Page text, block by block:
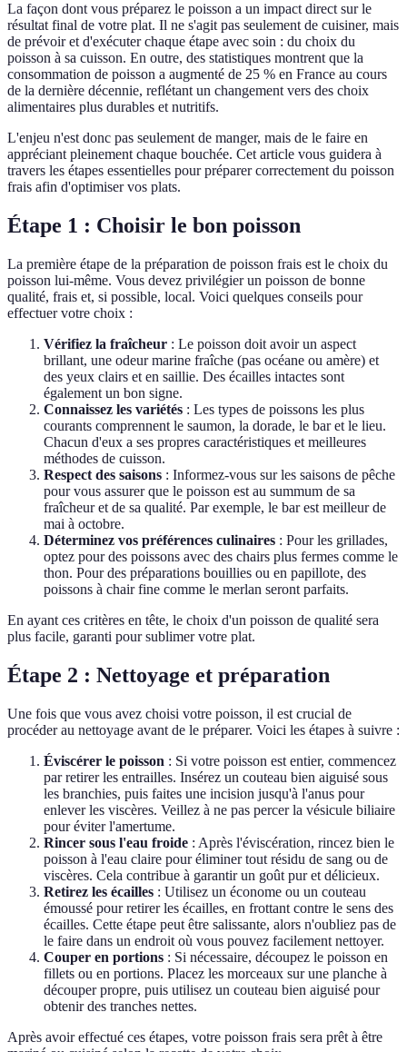
La façon dont vous préparez le poisson a un impact direct sur le
résultat final de votre plat. Il ne s'agit pas seulement de cuisiner, mais
de prévoir et d'exécuter chaque étape avec soin : du choix du
poisson à sa cuisson. En outre, des statistiques montrent que la
consommation de poisson a augmenté de 25 % en France au cours
de la dernière décennie, reflétant un changement vers des choix
alimentaires plus durables et nutritifs.
L'enjeu n'est donc pas seulement de manger, mais de le faire en
appréciant pleinement chaque bouchée. Cet article vous guidera à
travers les étapes essentielles pour préparer correctement du poisson
frais afin d'optimiser vos plats.
Étape 1 : Choisir le bon poisson
La première étape de la préparation de poisson frais est le choix du
poisson lui-même. Vous devez privilégier un poisson de bonne
qualité, frais et, si possible, local. Voici quelques conseils pour
effectuer votre choix :
Vérifiez la fraîcheur : Le poisson doit avoir un aspect
brillant, une odeur marine fraîche (pas océane ou amère) et
des yeux clairs et en saillie. Des écailles intactes sont
également un bon signe.
Connaissez les variétés : Les types de poissons les plus
courants comprennent le saumon, la dorade, le bar et le lieu.
Chacun d'eux a ses propres caractéristiques et meilleures
méthodes de cuisson.
Respect des saisons : Informez-vous sur les saisons de pêche
pour vous assurer que le poisson est au summum de sa
fraîcheur et de sa qualité. Par exemple, le bar est meilleur de
mai à octobre.
Déterminez vos préférences culinaires : Pour les grillades,
optez pour des poissons avec des chairs plus fermes comme le
thon. Pour des préparations bouillies ou en papillote, des
poissons à chair fine comme le merlan seront parfaits.
En ayant ces critères en tête, le choix d'un poisson de qualité sera
plus facile, garanti pour sublimer votre plat.
Étape 2 : Nettoyage et préparation
Une fois que vous avez choisi votre poisson, il est crucial de
procéder au nettoyage avant de le préparer. Voici les étapes à suivre :
Éviscérer le poisson : Si votre poisson est entier, commencez
par retirer les entrailles. Insérez un couteau bien aiguisé sous
les branchies, puis faites une incision jusqu'à l'anus pour
enlever les viscères. Veillez à ne pas percer la vésicule biliaire
pour éviter l'amertume.
Rincer sous l'eau froide : Après l'éviscération, rincez bien le
poisson à l'eau claire pour éliminer tout résidu de sang ou de
viscères. Cela contribue à garantir un goût pur et délicieux.
Retirez les écailles : Utilisez un économe ou un couteau
émoussé pour retirer les écailles, en frottant contre le sens des
écailles. Cette étape peut être salissante, alors n'oubliez pas de
le faire dans un endroit où vous pouvez facilement nettoyer.
Couper en portions : Si nécessaire, découpez le poisson en
fillets ou en portions. Placez les morceaux sur une planche à
découper propre, puis utilisez un couteau bien aiguisé pour
obtenir des tranches nettes.
Après avoir effectué ces étapes, votre poisson frais sera prêt à être